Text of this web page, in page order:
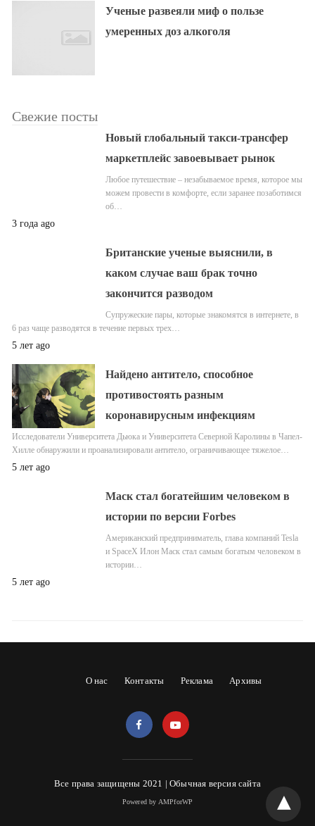
Ученые развеяли миф о пользе
умеренных доз алкоголя
Свежие посты
Новый глобальный такси-трансфер
маркетплейс завоевывает рынок
Любое путешествие – незабываемое время, которое мы
можем провести в комфорте, если заранее позаботимся
об…
3 года ago
Британские ученые выяснили, в
каком случае ваш брак точно
закончится разводом
Супружеские пары, которые знакомятся в интернете, в
6 раз чаще разводятся в течение первых трех…
5 лет ago
Найдено антитело, способное
противостоять разным
коронавирусным инфекциям
Исследователи Университета Дьюка и Университета Северной Каролины в Чапел-
Хилле обнаружили и проанализировали антитело, ограничивающее тяжелое…
5 лет ago
Маск стал богатейшим человеком в
истории по версии Forbes
Американский предприниматель, глава компаний Tesla
и SpaceX Илон Маск стал самым богатым человеком в
истории…
5 лет ago
О нас Контакты Реклама Архивы
Все права защищены 2021 |Обычная версия сайта
Powered by AMPforWP